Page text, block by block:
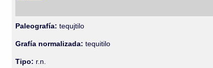
Paleografía: tequjtilo
Grafía normalizada: tequitilo
Tipo: r.n.